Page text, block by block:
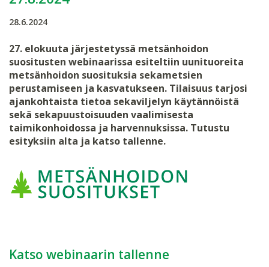
28.6.2024
27. elokuuta järjestetyssä metsänhoidon
suositusten webinaarissa esiteltiin uunituoreita
metsänhoidon suosituksia sekametsien
perustamiseen ja kasvatukseen. Tilaisuus tarjosi
ajankohtaista tietoa sekaviljelyn käytännöistä
sekä sekapuustoisuuden vaalimisesta
taimikonhoidossa ja harvennuksissa. Tutustu
esityksiin alta ja katso tallenne.
Katso webinaarin tallenne